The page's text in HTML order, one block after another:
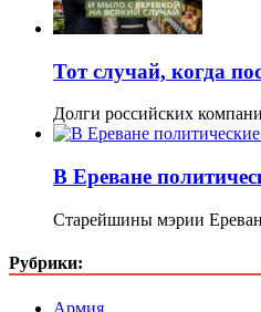
Тот случай, когда
Долги российских
В Ереване
Старейшины мэрии
Рубрики: